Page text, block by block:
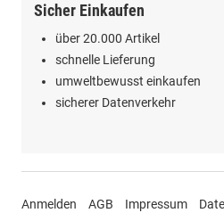
Sicher Einkaufen
über 20.000 Artikel
schnelle Lieferung
umweltbewusst einkaufen
sicherer Datenverkehr
Anmelden AGB Impressum